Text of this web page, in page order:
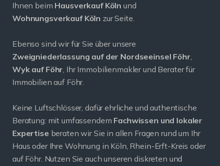
Ihnen beim Hausverkauf Köln und
Wohnungsverkauf Köln zur Seite.
Ebenso sind wir für Sie über unsere
Zweigniederlassung auf der Nordseeinsel Föhr,
Wyk auf Föhr, Ihr Immobilienmakler und Berater für
Immobilien auf Föhr.
Keine Luftschlösser, dafür ehrliche und authentische
Beratung: mit umfassendem Fachwissen und lokaler
Expertise beraten wir Sie in allen Fragen rund um Ihr
Haus oder Ihre Wohnung in Köln, Rhein-Erft-Kreis oder
auf Föhr. Nutzen Sie auch unseren diskreten und